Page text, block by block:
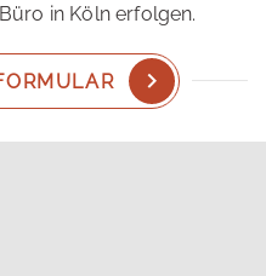
in Köln erfolgen.